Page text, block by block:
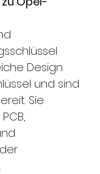
Design
und sind
Sie